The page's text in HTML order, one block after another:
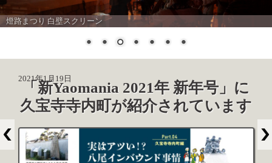
燈路まつり 白壁スクリーン
2021年1月19日
「新Yaomania 2021年 新年号」に
久宝寺寺内町が紹介されています